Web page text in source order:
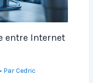
entre Internet
• ParCedric